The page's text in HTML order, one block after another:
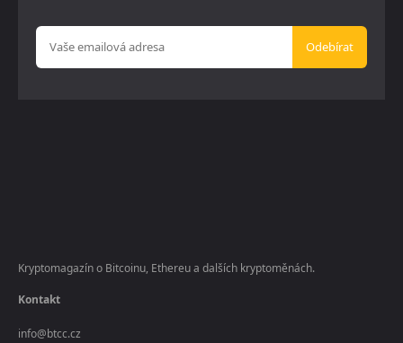
Odebírat
Kryptomagazín o Bitcoinu, Ethereu a dalších kryptoměnách.
Kontakt
info@btcc.cz